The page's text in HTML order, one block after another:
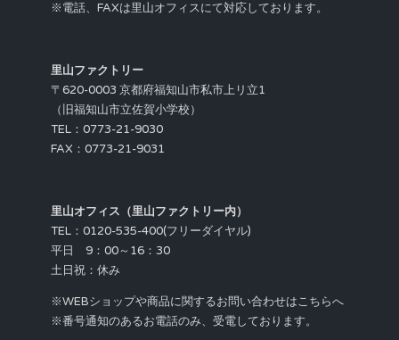
※電話、FAXは里山オフィスにて対応しております。
里山ファクトリー
〒620-0003 京都府福知山市私市上リ立1
（旧福知山市立佐賀小学校）
TEL：0773-21-9030
FAX：0773-21-9031
里山オフィス（里山ファクトリー内）
TEL：0120-535-400(フリーダイヤル)
平日 9：00～16：30
土日祝：休み
※WEBショップや商品に関するお問い合わせはこちらへ
※番号通知のあるお電話のみ、受電しております。